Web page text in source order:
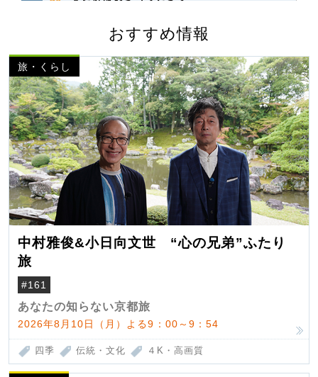
おすすめ情報
旅・くらし
中村雅俊&小日向文世 “心の兄弟”ふたり
旅
#161
あなたの知らない京都旅
2026年8月10日（月）よる9：00～9：54
四季 伝統・文化 ４K・高画質